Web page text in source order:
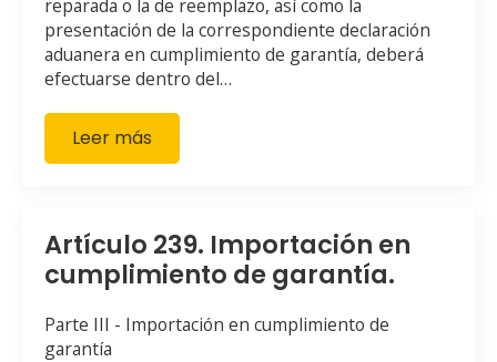
reparada o la de reemplazo, así como la
presentación de la correspondiente declaración
aduanera en cumplimiento de garantía, deberá
efectuarse dentro del…
Leer más
Artículo 239. Importación en
cumplimiento de garantía.
Parte III - Importación en cumplimiento de
garantía